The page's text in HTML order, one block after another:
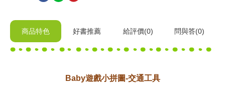
商品特色 好書推薦 給評價(0) 問與答(0)
Baby遊戲小拼圖-交通工具